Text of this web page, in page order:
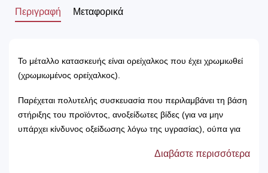
Περιγραφή Μεταφορικά
Το μέταλλο κατασκευής είναι ορείχαλκος που έχει χρωμιωθεί
(χρωμιωμένος ορείχαλκος).
Παρέχεται πολυτελής συσκευασία που περιλαμβάνει τη βάση
στήριξης του προϊόντος, ανοξείδωτες βίδες (για να μην
υπάρχει κίνδυνος οξείδωσης λόγω της υγρασίας), ούπα για
Διαβάστε περισσότερα